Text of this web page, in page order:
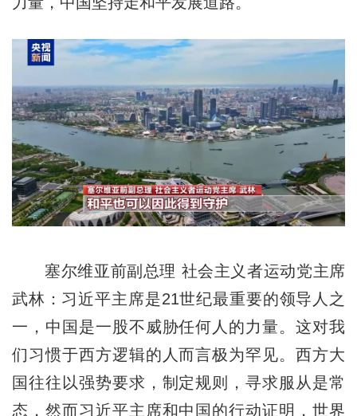
塞尔维亚前副总理 社会主义者运动党主席
武林：习近平主席是21世纪最重要的领导人之
一，中国是一股不威胁任何人的力量。这对我
们习惯于西方逻辑的人而言极为罕见。西方大
国往往以强势要求，制定规则，寻求服从是常
态，然而习近平主席和中国的行动证明，世界